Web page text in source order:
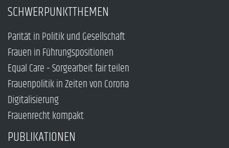
SCHWERPUNKTTHEMEN
Parität in Politik und Gesellschaft
Frauen in Führungspositionen
Equal Care – Sorgearbeit fair teilen
Frauenpolitik in Zeiten von Corona
Digitalisierung
Frauenrecht kompakt
PUBLIKATIONEN